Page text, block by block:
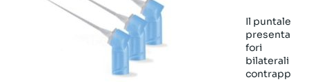
Il puntale
presenta
fori
bilaterali
contrapp